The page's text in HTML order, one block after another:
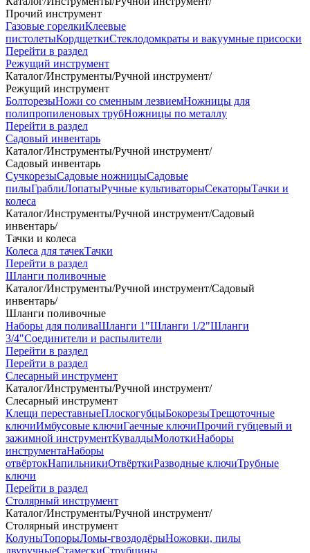
Прочий инструмент
Газовые горелкиКлеевые
пистолетыКордщеткиСтеклодомкраты и вакуумные присоски
Перейти в раздел
Режущий инструмент
Каталог/Инструменты/Ручной инструмент/
Режущий инструмент
БолторезыНожи со сменным лезвиемНожницы для
полипропиленовых трубНожницы по металлу
Перейти в раздел
Садовый инвентарь
Каталог/Инструменты/Ручной инструмент/
Садовый инвентарь
СучкорезыСадовые ножницыСадовые
пилыГраблиЛопатыРучные культиваторыСекаторыТачки и
колеса
Каталог/Инструменты/Ручной инструмент/Садовый
инвентарь/
Тачки и колеса
Колеса для тачекТачки
Перейти в раздел
Шланги поливочные
Каталог/Инструменты/Ручной инструмент/Садовый
инвентарь/
Шланги поливочные
Наборы для поливаШланги 1"Шланги 1/2"Шланги
3/4"Соединители и распылители
Перейти в раздел
Перейти в раздел
Слесарный инструмент
Каталог/Инструменты/Ручной инструмент/
Слесарный инструмент
Клещи переставныеПлоскогубцыБокорезыТрещоточные
ключиИмбусовые ключиГаечные ключиПрочий губцевый и
зажимной инструментКувалдыМолоткиНаборы
инструментаНаборы
отвёртокНапильникиОтвёрткиРазводные ключиТрубные
ключи
Перейти в раздел
Столярный инструмент
Каталог/Инструменты/Ручной инструмент/
Столярный инструмент
КолуныТопорыЛомы-гвоздодёрыНожовки, пилы
двуручныеСтамескиСтрубцины